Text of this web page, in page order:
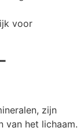
voor
zijn
van het lichaam.